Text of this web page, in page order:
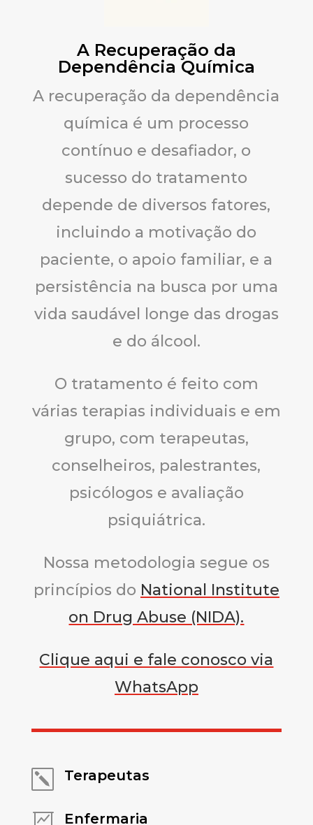
A Recuperação da
Dependência Química
A recuperação da dependência
química é um processo
contínuo e desafiador, o
sucesso do tratamento
depende de diversos fatores,
incluindo a motivação do
paciente, o apoio familiar, e a
persistência na busca por uma
vida saudável longe das drogas
e do álcool.
O tratamento é feito com
várias terapias individuais e em
grupo, com terapeutas,
conselheiros, palestrantes,
psicólogos e avaliação
psiquiátrica.
Nossa metodologia segue os
princípios do National Institute
on Drug Abuse (NIDA).
Clique aqui e fale conosco via
WhatsApp
k Terapeutas
Enfermaria